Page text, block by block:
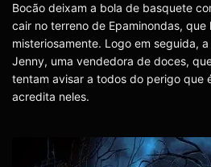
Bocão deixam a bola de basquete
cair no terreno de Epaminondas, que
misteriosamente. Logo em seguida,
Jenny, uma vendedora de doces,
tentam avisar a todos do perigo que
acredita neles.